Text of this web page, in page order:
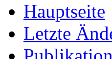
Hauptseite
Letzte